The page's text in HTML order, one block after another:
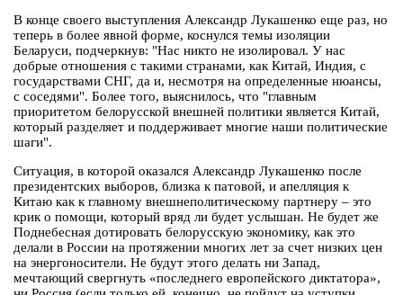
В конце своего выступления Александр Лукашенко еще раз, но
теперь в более явной форме, коснулся темы изоляции
Беларуси, подчеркнув: "Нас никто не изолировал. У нас
добрые отношения с такими странами, как Китай, Индия, с
государствами СНГ, да и, несмотря на определенные нюансы,
с соседями". Более того, выяснилось, что "главным
приоритетом белорусской внешней политики является Китай,
который разделяет и поддерживает многие наши политические
шаги".
Ситуация, в которой оказался Александр Лукашенко после
президентских выборов, близка к патовой, и апелляция к
Китаю как к главному внешнеполитическому партнеру – это
крик о помощи, который вряд ли будет услышан. Не будет же
Поднебесная дотировать белорусскую экономику, как это
делали в России на протяжении многих лет за счет низких цен
на энергоносители. Не будут этого делать ни Запад,
мечтающий свергнуть «последнего европейского диктатора»,